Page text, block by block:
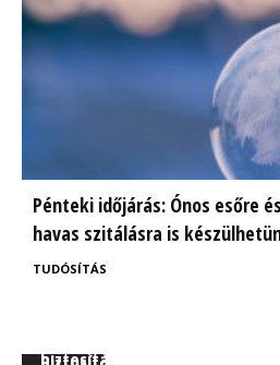
Pénteki időjárás: Ónos esőre
havas szitálásra is
TUDÓSÍTÁS
biztosítás jövője!